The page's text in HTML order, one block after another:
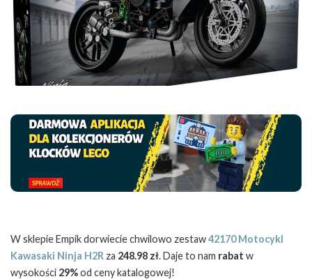
W sklepie Empik dorwiecie chwilowo zestaw42170 Motocykl
Kawasaki Ninja H2R za 248.98 zł. Daje to nam rabat w
wysokości 29%od ceny katalogowej!